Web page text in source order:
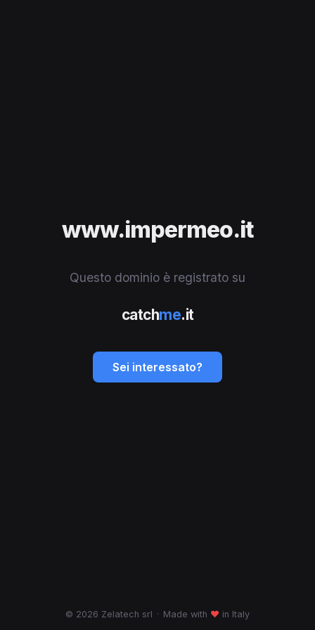
www.impermeo.it
Questo dominio è registrato su
catchme.it
Sei interessato?
© 2026 Zelatech srl · Made with ♥ in Italy